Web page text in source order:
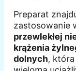
Preparat
zastosowanie
przewlekłej
krążenia
dolnych,